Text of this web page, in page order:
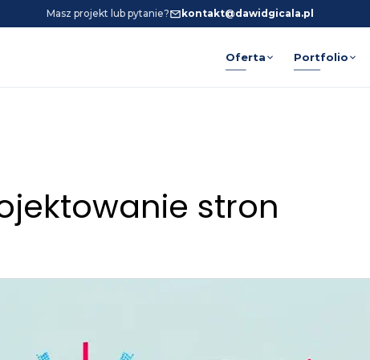
Masz projekt lub pytanie? kontakt@dawidgicala.pl
Oferta Portfolio
stron